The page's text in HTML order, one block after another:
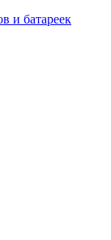
и батареек